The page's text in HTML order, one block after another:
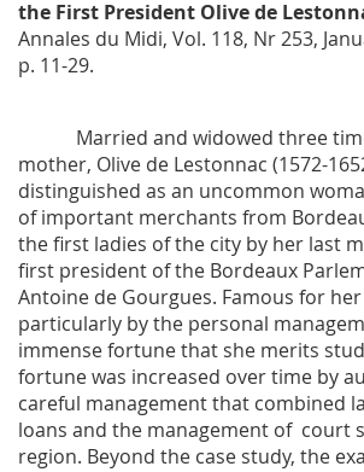
the First President Olive de
Annales du Midi, Vol. 118, Nr 253,
p. 11-29.
Married and widowed three
mother, Olive de Lestonnac (1572-
distinguished as an uncommon
of important merchants from
the first ladies of the city by her last
first president of the Bordeaux
Antoine de Gourgues. Famous for
particularly by the personal
immense fortune that she merits
fortune was increased over time by
careful management that combined
loans and the management of court
region. Beyond the case study, the